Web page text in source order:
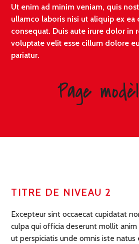
Ut enim ad minim veniam, quis
ullamco laboris nisi ut aliquip ex
consequat. Duis aute irure dolor in
voluptate velit esse cillum dolore
pariatur.
Page
TITRE DE NIVEAU 2
Excepteur sint occaecat cupidatat
culpa qui officia deserunt mollit anim
ut perspiciatis unde omnis iste